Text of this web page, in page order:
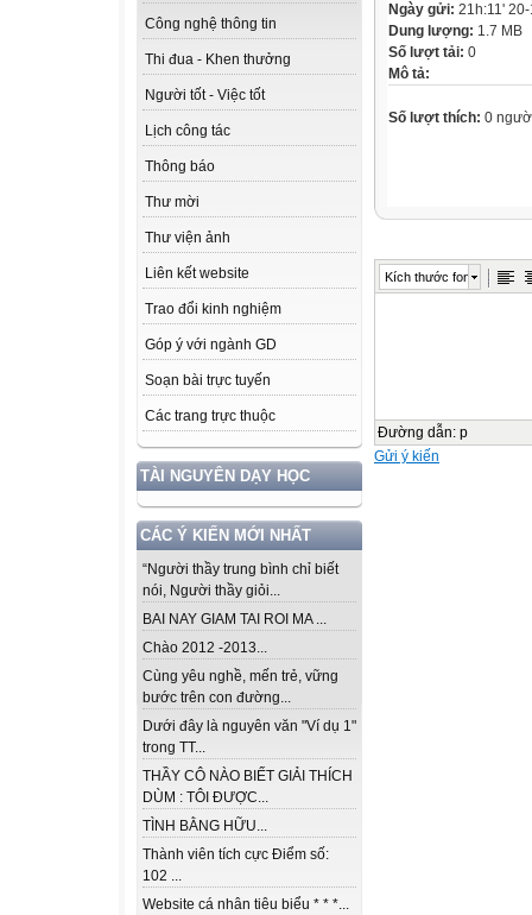
Công nghệ thông tin
Thi đua - Khen thưởng
Người tốt - Việc tốt
Lịch công tác
Thông báo
Thư mời
Thư viện ảnh
Liên kết website
Trao đổi kinh nghiệm
Góp ý với ngành GD
Soạn bài trực tuyến
Các trang trực thuộc
TÀI NGUYÊN DẠY HỌC
CÁC Ý KIẾN MỚI NHẤT
“Người thầy trung bình chỉ biết
nói, Người thầy giỏi...
BAI NAY GIAM TAI ROI MA ...
Chào 2012 -2013...
Cùng yêu nghề, mến trẻ, vững
bước trên con đường...
Dưới đây là nguyên văn "Ví dụ 1"
trong TT...
THẦY CÔ NÀO BIẾT GIẢI THÍCH
DÙM : TÔI ĐƯỢC...
TÌNH BẰNG HỮU...
Thành viên tích cực Điểm số:
102 ...
Website cá nhân tiêu biểu * * *...
Ngày gửi: 21h:11'
Dung lượng: 1.7 MB
Số lượt tải: 0
Mô tả:
Số lượt thích: 0
Kích thước font
Đường dẫn: p
Gửi ý kiến